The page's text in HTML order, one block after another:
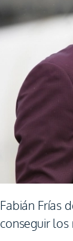
Fabián Frías
conseguir